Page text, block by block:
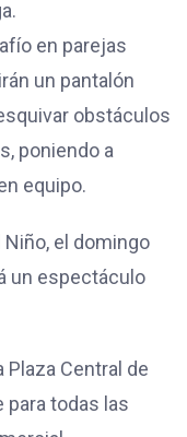
en parejas
un pantalón
obstáculos
poniendo a
equipo.
el domingo
un espectáculo
Plaza Central de
para todas las